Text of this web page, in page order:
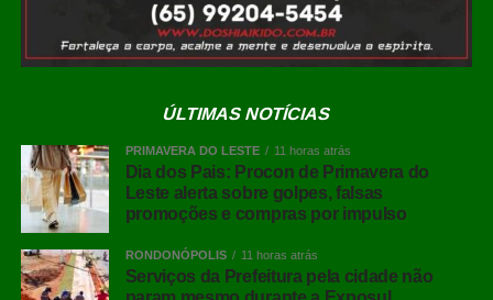
ÚLTIMAS NOTÍCIAS
PRIMAVERA DO LESTE 11 horas atrás
Dia dos Pais: Procon de Primavera do
Leste alerta sobre golpes, falsas
promoções e compras por impulso
RONDONÓPOLIS 11 horas atrás
Serviços da Prefeitura pela cidade não